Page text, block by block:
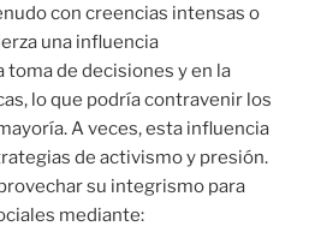
con creencias intensas o
una influencia
toma de decisiones y en la
lo que podría contravenir los
A veces, esta influencia
de activismo y presión.
su integrismo para
mediante: